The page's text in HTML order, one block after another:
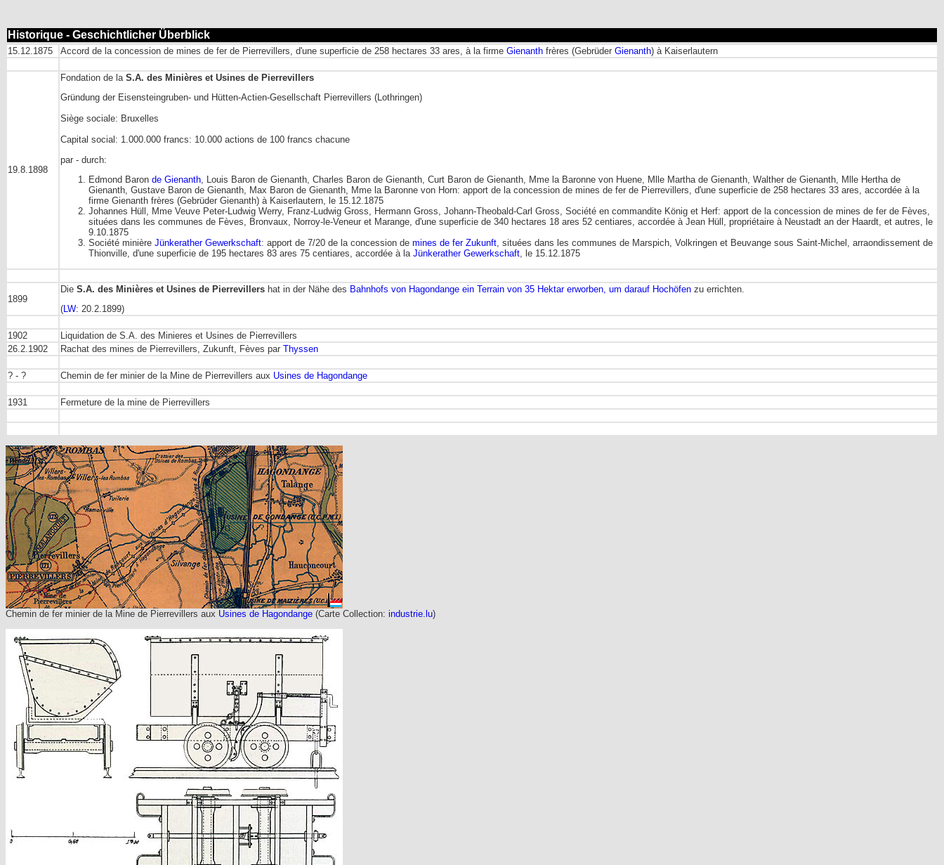
Historique - Geschichtlicher Überblick
15.12.1875 Accord de la concession de mines de fer de Pierrevillers, d'une superficie de 258 hectares 33 ares, à la firme Gienanth frères (Gebrüder Gienanth) à Kaiserlautern
19.8.1898
Fondation de la S.A. des Minières et Usines de Pierrevillers
Gründung der Eisensteingruben- und Hütten-Actien-Gesellschaft Pierrevillers (Lothringen)
Siège sociale: Bruxelles
Capital social: 1.000.000 francs: 10.000 actions de 100 francs chacune
par - durch:
Edmond Baron de Gienanth , Louis Baron de Gienanth, Charles Baron de Gienanth, Curt Baron de Gienanth, Mme la Baronne von Huene, Mlle Martha de Gienanth, Walther de Gienanth, Mlle Hertha de
Gienanth, Gustave Baron de Gienanth, Max Baron de Gienanth, Mme la Baronne von Horn: apport de la concession de mines de fer de Pierrevillers, d'une superficie de 258 hectares 33 ares, accordée à la
firme Gienanth frères (Gebrüder Gienanth) à Kaiserlautern, le 15.12.1875
Johannes Hüll, Mme Veuve Peter-Ludwig Werry, Franz-Ludwig Gross, Hermann Gross, Johann-Theobald-Carl Gross, Société en commandite König et Herf: apport de la concession de mines de fer de Fèves,
situées dans les communes de Fèves, Bronvaux, Norroy-le-Veneur et Marange, d'une superficie de 340 hectares 18 ares 52 centiares, accordée à Jean Hüll, propriétaire à Neustadt an der Haardt, et autres, le
9.10.1875
Société minière Jünkerather Gewerkschaft: apport de 7/20 de la concession de mines de fer Zukunft , situées dans les communes de Marspich, Volkringen et Beuvange sous Saint-Michel, arraondissement de
Thionville, d'une superficie de 195 hectares 83 ares 75 centiares, accordée à la Jünkerather Gewerkschaft , le 15.12.1875
1899
Die S.A. des Minières et Usines de Pierrevillers hat in der Nähe des Bahnhofs von Hagondange ein Terrain von 35 Hektar erworben, um darauf Hochöfen zu errichten.
(LW: 20.2.1899)
1902
Liquidation de S.A. des Minieres et Usines de Pierrevillers
26.2.1902
Rachat des mines de Pierrevillers, Zukunft, Fèves par Thyssen
? - ? Chemin de fer minier de la Mine de Pierrevillers aux Usines de Hagondange
1931 Fermeture de la mine de Pierrevillers
Chemin de fer minier de la Mine de Pierrevillers aux Usines de Hagondange (Carte Collection: industrie.lu)